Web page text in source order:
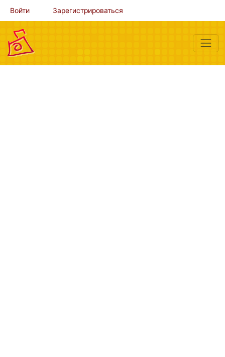
Войти Зарегистрироваться